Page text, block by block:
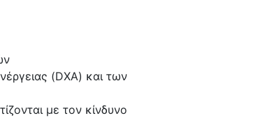
(DXA) και των
με τον κίνδυνο